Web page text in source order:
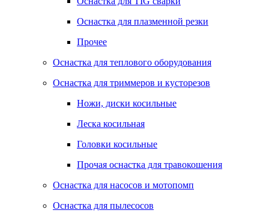
Оснастка для плазменной резки
Прочее
Оснастка для теплового оборудования
Оснастка для триммеров и кусторезов
Ножи, диски косильные
Леска косильная
Головки косильные
Прочая оснастка для травокошения
Оснастка для насосов и мотопомп
Оснастка для пылесосов